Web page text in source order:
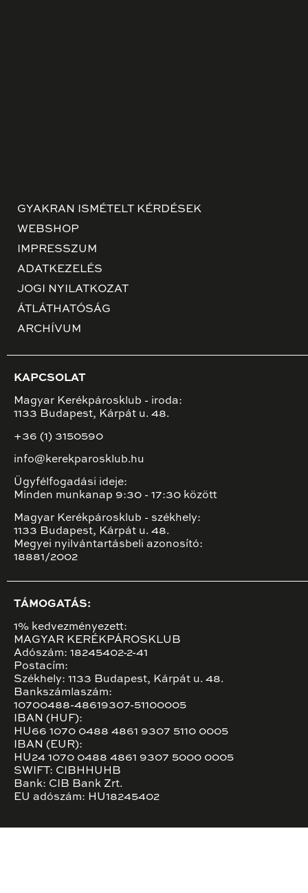
GYAKRAN ISMÉTELT KÉRDÉSEK
WEBSHOP
IMPRESSZUM
ADATKEZELÉS
JOGI NYILATKOZAT
ÁTLÁTHATÓSÁG
ARCHÍVUM
KAPCSOLAT
Magyar Kerékpárosklub - iroda:
1133 Budapest, Kárpát u. 48.
+36 (1) 3150590
info@kerekparosklub.hu
Ügyfélfogadási ideje:
Minden munkanap 9:30 - 17:30 között
Magyar Kerékpárosklub - székhely:
1133 Budapest, Kárpát u. 48.
Megyei nyilvántartásbeli azonosító:
18881/2002
TÁMOGATÁS:
1% kedvezményezett:
MAGYAR KERÉKPÁROSKLUB
Adószám: 18245402-2-41
Postacím:
Székhely: 1133 Budapest, Kárpát u. 48.
Bankszámlaszám:
10700488-48619307-51100005
IBAN (HUF):
HU66 1070 0488 4861 9307 5110 0005
IBAN (EUR):
HU24 1070 0488 4861 9307 5000 0005
SWIFT: CIBHHUHB
Bank: CIB Bank Zrt.
EU adószám: HU18245402